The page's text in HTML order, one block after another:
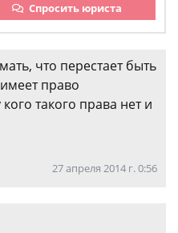
Спросить юриста
что перестает быть
право
такого права нет и
27 апреля 2014 г. 0:56